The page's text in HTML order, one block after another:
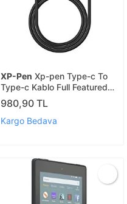
XP-Pen Xp-pen Type-c To
Type-c Kablo Full Featured
Kablo
980,90 TL
Kargo Bedava